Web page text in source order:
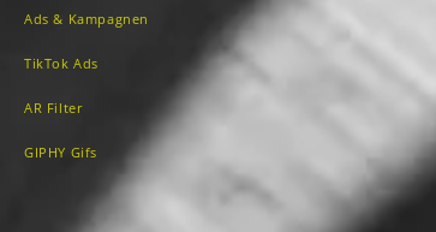
Ads & Kampagnen
TikTok Ads
AR Filter
GIPHY Gifs